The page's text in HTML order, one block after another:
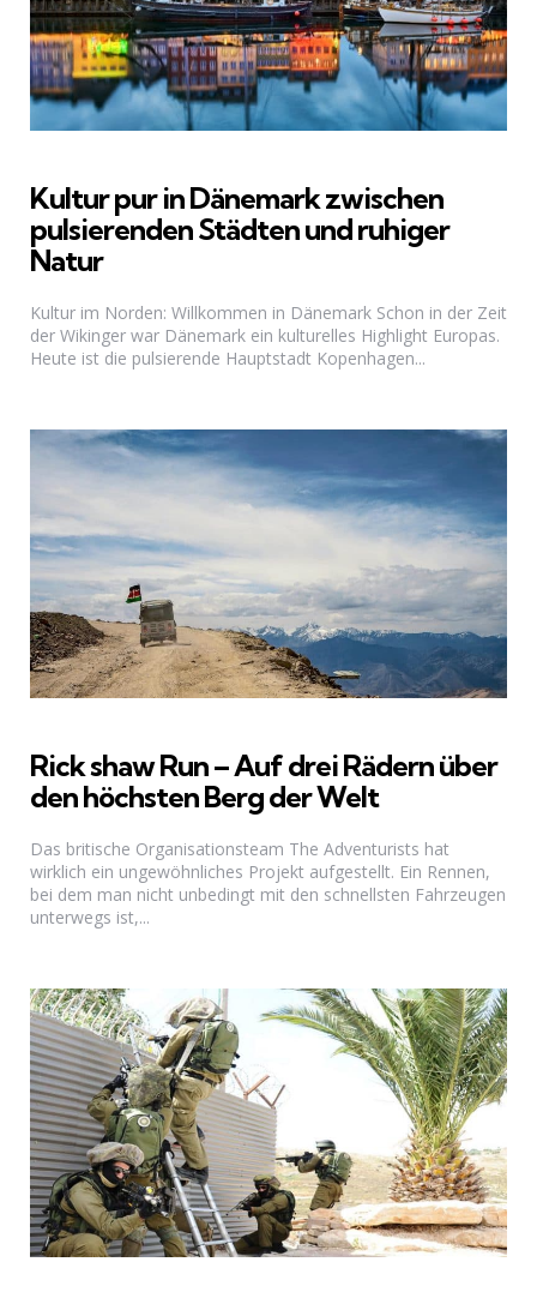
Kultur pur in Dänemark zwischen
pulsierenden Städten und ruhiger
Natur
Kultur im Norden: Willkommen in Dänemark Schon in der Zeit
der Wikinger war Dänemark ein kulturelles Highlight Europas.
Heute ist die pulsierende Hauptstadt Kopenhagen...
Rick­ shaw Run – Auf drei Rädern über
den höchsten Berg der Welt
Das britische Organisationsteam The Adventurists hat
wirklich ein ungewöhnliches Projekt aufgestellt. Ein Rennen,
bei dem man nicht unbedingt mit den schnellsten Fahrzeugen
unterwegs ist,...